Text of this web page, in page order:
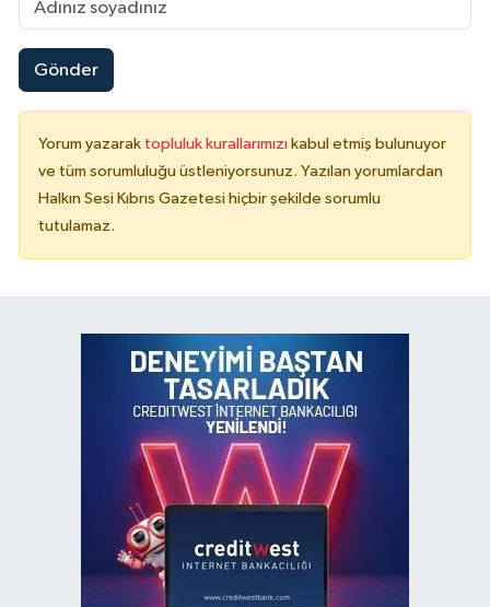
Gönder
Yorum yazarak topluluk kurallarımızı kabul etmiş bulunuyor
ve tüm sorumluluğu üstleniyorsunuz. Yazılan yorumlardan
Halkın Sesi Kıbrıs Gazetesi hiçbir şekilde sorumlu
tutulamaz.